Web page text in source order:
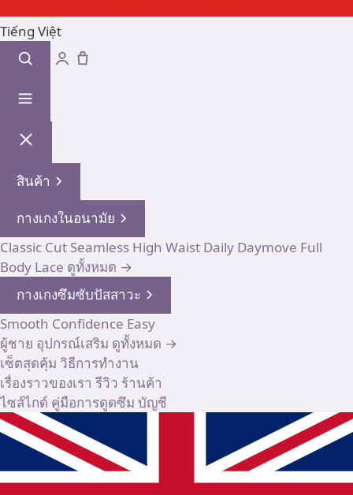
Tiếng Việt
สินค้า
กางเกงในอนามัย
Classic Cut Seamless High Waist Daily Daymove Full
Body Lace ดูทั้งหมด →
กางเกงซึมซับปัสสาวะ
Smooth Confidence Easy
ผู้ชาย อุปกรณ์เสริม ดูทั้งหมด →
เซ็ตสุดคุ้ม วิธีการทำงาน
เรื่องราวของเรา รีวิว ร้านค้า
ไซส์ไกด์ คู่มือการดูดซึม บัญชี